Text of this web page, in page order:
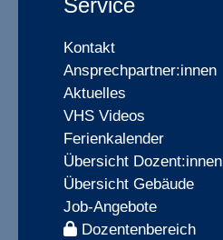
Service
Kontakt
Ansprechpartner:innen
Aktuelles
VHS Videos
Ferienkalender
Übersicht Dozent:innen
Übersicht Gebäude
Job-Angebote
Dozentenbereich